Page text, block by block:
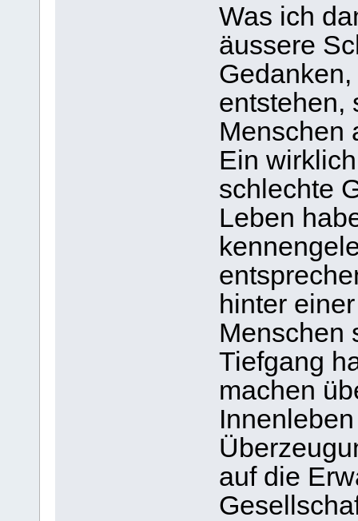
Was ich
äussere
entstehen,
Menschen
Ein
schlechte
Leben
hinter
Menschen
Tiefgang
machen
auf die